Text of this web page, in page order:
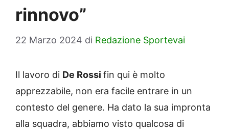
rinnovo”
22 Marzo 2024 di Redazione Sportevai
Il lavoro di De Rossi fin qui è molto
apprezzabile, non era facile entrare in un
contesto del genere. Ha dato la sua impronta
alla squadra, abbiamo visto qualcosa di